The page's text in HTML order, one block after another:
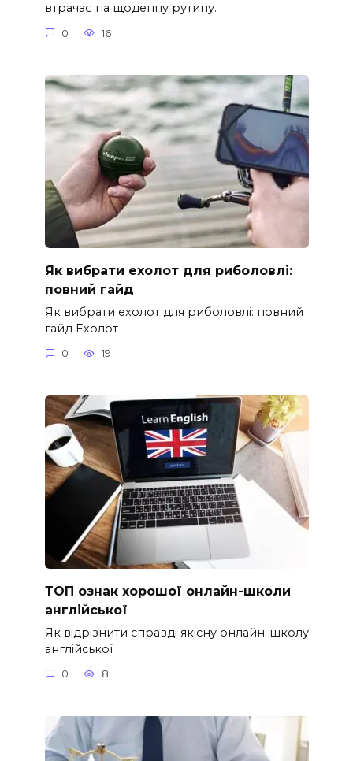
втрачає на щоденну рутину.
0 16
Як вибрати ехолот для риболовлі:
повний гайд
Як вибрати ехолот для риболовлі: повний
гайд Ехолот
0 19
ТОП ознак хорошої онлайн-школи
англійської
Як відрізнити справді якісну онлайн-школу
англійської
0 8